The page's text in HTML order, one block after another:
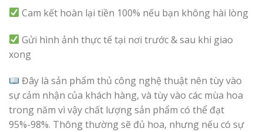
Cam kết hoàn lại tiền 100% nếu bạn không hài lòng
Gửi hình ảnh thực tế tại nơi trước & sau khi giao
xong
Đây là sản phẩm thủ công nghệ thuật nên tùy vào
sự cảm nhận của khách hàng, và tùy vào các mùa hoa
trong năm vì vậy chất lượng sản phẩm có thể đạt
95%-98%. Thông thường sẽ đủ hoa, nhưng nếu có sự